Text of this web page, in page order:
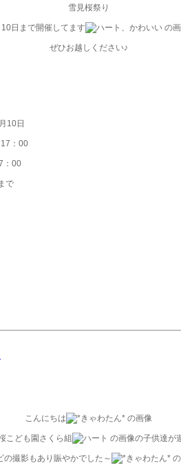
雪見桜祭り
日まで開催してます
ぜひお越しください♪
10日
：00
：00
で
こんにちは
こども園さくら組 の子供達が
の撮影もあり賑やかでした～